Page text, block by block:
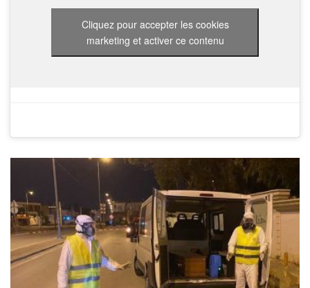
Cliquez pour accepter les cookies
marketing et activer ce contenu